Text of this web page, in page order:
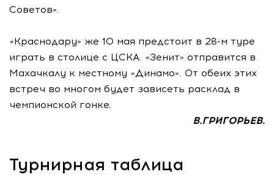
Советов».
«Краснодару» же 10 мая предстоит в 28-м туре
играть в столице с ЦСКА. «Зенит» отправится в
Махачкалу к местному «Динамо». От обеих этих
встреч во многом будет зависеть расклад в
чемпионской гонке.
В.ГРИГОРЬЕВ.
Турнирная таблица